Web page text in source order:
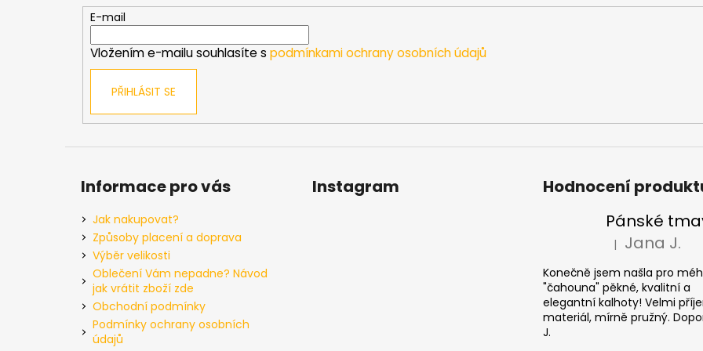
E-mail
Vložením e-mailu souhlasíte s podmínkami ochrany osobních údajů
PŘIHLÁSIT SE
Informace pro vás
Jak nakupovat?
Způsoby placení a doprava
Výběr velikosti
Oblečení Vám nepadne? Návod
jak vrátit zboží zde
Obchodní podmínky
Podmínky ochrany osobních
údajů
Instagram
Hodnocení
Hodnocení
| Jana J.
Konečně jsem našla pro
"čahouna" pěkné, kvalitní a
elegantní kalhoty! Velmi
materiál, mírně pružný.
J.